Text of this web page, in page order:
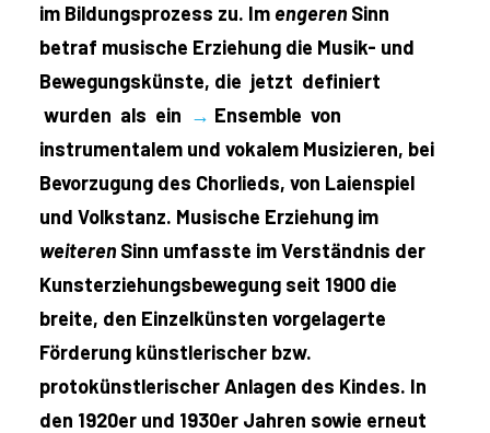
im Bildungsprozess zu. Im engeren Sinn
betraf musische Erziehung die Musik- und
Bewegungskünste, die jetzt definiert
wurden als ein → Ensemble von
instrumentalem und vokalem Musizieren, bei
Bevorzugung des Chorlieds, von Laienspiel
und Volkstanz. Musische Erziehung im
weiteren Sinn umfasste im Verständnis der
Kunsterziehungsbewegung seit 1900 die
breite, den Einzelkünsten vorgelagerte
Förderung künstlerischer bzw.
protokünstlerischer Anlagen des Kindes. In
den 1920er und 1930er Jahren sowie erneut